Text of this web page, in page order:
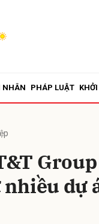
NHÂN PHÁP LUẬT
nhiều dự